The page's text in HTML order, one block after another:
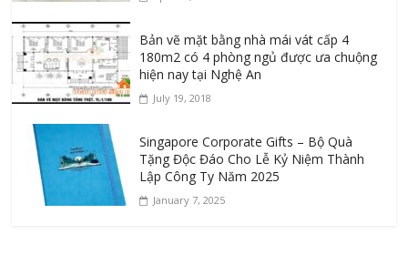
Bản vẽ mặt bằng nhà mái vát cấp 4
180m2 có 4 phòng ngủ được ưa chuộng
hiện nay tại Nghệ An
July 19, 2018
Singapore Corporate Gifts – Bộ Quà
Tặng Độc Đáo Cho Lễ Kỷ Niệm Thành
Lập Công Ty Năm 2025
January 7, 2025